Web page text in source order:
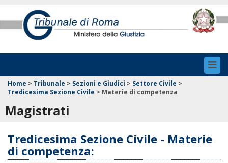
Home > Tribunale > Sezioni e Giudici > Settore Civile >
Tredicesima Sezione Civile > Materie di competenza
Magistrati
Tredicesima Sezione Civile - Materie
di competenza: